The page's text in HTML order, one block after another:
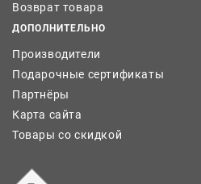
Возврат товара
ДОПОЛНИТЕЛЬНО
Производители
Подарочные сертификаты
Партнёры
Карта сайта
Товары со скидкой